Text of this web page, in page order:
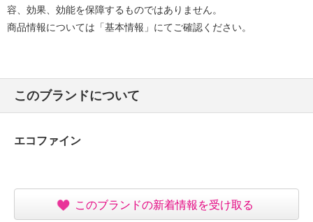
容、効果、効能を保障するものではありません。
商品情報については「基本情報」にてご確認ください。
このブランドについて
エコファイン
このブランドの新着情報を受け取る